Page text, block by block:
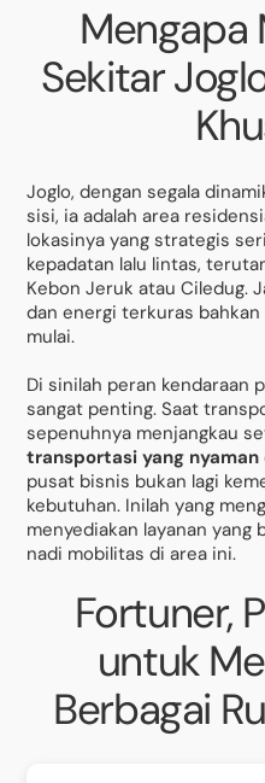
Mengapa
Sekitar
Joglo, dengan segala
sisi, ia adalah area
lokasinya yang strategis
kepadatan lalu lintas,
Kebon Jeruk atau Ciledug.
dan energi terkuras
mulai.
Di sinilah peran kendaraan
sangat penting. Saat
sepenuhnya menjangkau
transportasi yang
pusat bisnis bukan lagi
kebutuhan. Inilah yang
menyediakan layanan
nadi mobilitas di area ini.
Fortuner,
untuk
Berbagai